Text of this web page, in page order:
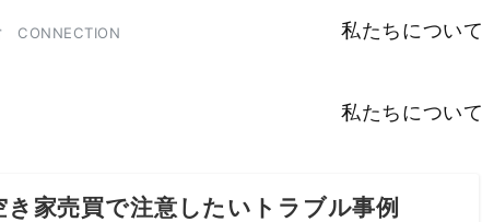
CONNECTION
私たちについて
私たちについて
き家売買で注意したいトラブル事例